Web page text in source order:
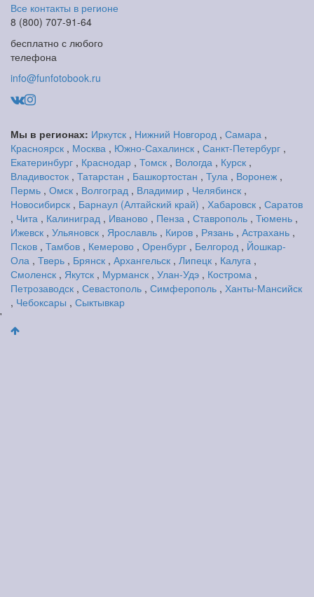
Все контакты в регионе
8 (800) 707-91-64
бесплатно с любого
телефона
info@funfotobook.ru
Мы в регионах: Иркутск , Нижний Новгород , Самара ,
Красноярск , Москва , Южно-Сахалинск , Санкт-Петербург ,
Екатеринбург , Краснодар , Томск , Вологда , Курск ,
Владивосток , Татарстан , Башкортостан , Тула , Воронеж ,
Пермь , Омск , Волгоград , Владимир , Челябинск ,
Новосибирск , Барнаул (Алтайский край) , Хабаровск , Саратов
, Чита , Калиниград , Иваново , Пенза , Ставрополь , Тюмень ,
Ижевск , Ульяновск , Ярославль , Киров , Рязань , Астрахань ,
Псков , Тамбов , Кемерово , Оренбург , Белгород , Йошкар-
Ола , Тверь , Брянск , Архангельск , Липецк , Калуга ,
Смоленск , Якутск , Мурманск , Улан-Удэ , Кострома ,
Петрозаводск , Севастополь , Симферополь , Ханты-Мансийск
, Чебоксары , Сыктывкар
'